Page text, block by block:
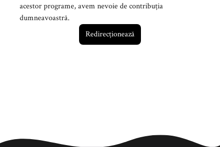
acestor programe, avem nevoie de contribuția
dumneavoastră.
Redirecționează